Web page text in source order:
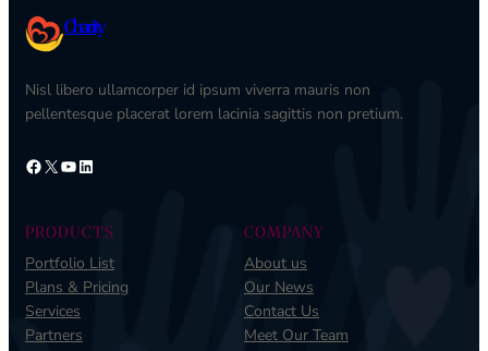
Charity
Nisl libero ullamcorper id ipsum viverra mauris non
pellentesque placerat lorem lacinia sagittis non pretium.
Facebook X YouTube LinkedIn
PRODUCTS
Portfolio List
Plans & Pricing
Services
Partners
COMPANY
About us
Our News
Contact Us
Meet Our Team